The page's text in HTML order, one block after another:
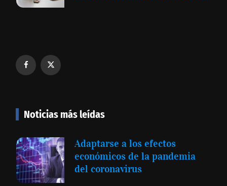
Noticias más leídas
Adaptarse a los efectos
económicos de la pandemia
del coronavirus